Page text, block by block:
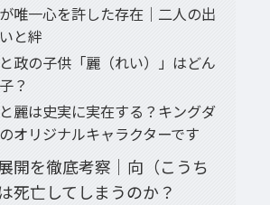
唯一心を許した存在｜二人の出
と絆
政の子供「麗（れい）」はどん
？
麗は史実に実在する？キングダ
オリジナルキャラクターです
開を徹底考察｜向（こうち
死亡してしまうのか？